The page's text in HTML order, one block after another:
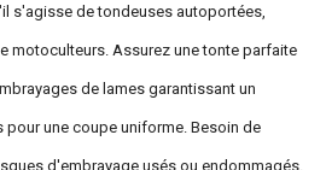
s'agisse de tondeuses autoportées,
motoculteurs. Assurez une tonte parfaite
de lames garantissant un
une coupe uniforme. Besoin de
d'embrayage usés ou endommagés.